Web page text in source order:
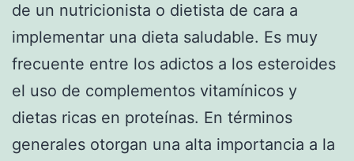
de un nutricionista o dietista de cara a
implementar una dieta saludable. Es muy
frecuente entre los adictos a los esteroides
el uso de complementos vitamínicos y
dietas ricas en proteínas. En términos
generales otorgan una alta importancia a la